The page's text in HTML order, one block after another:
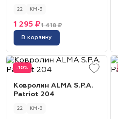
22 КМ-3
1 418 ₽
1 295 ₽
В корзину
-10%
Ковролин ALMA S.P.A.
Patriot 204
22 КМ-3